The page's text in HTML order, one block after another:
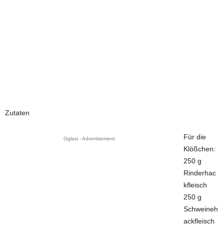
Zutaten
Oglasi - Advertisement
Für die
Klößchen:
250 g
Rinderhac
kfleisch
250 g
Schweineh
ackfleisch